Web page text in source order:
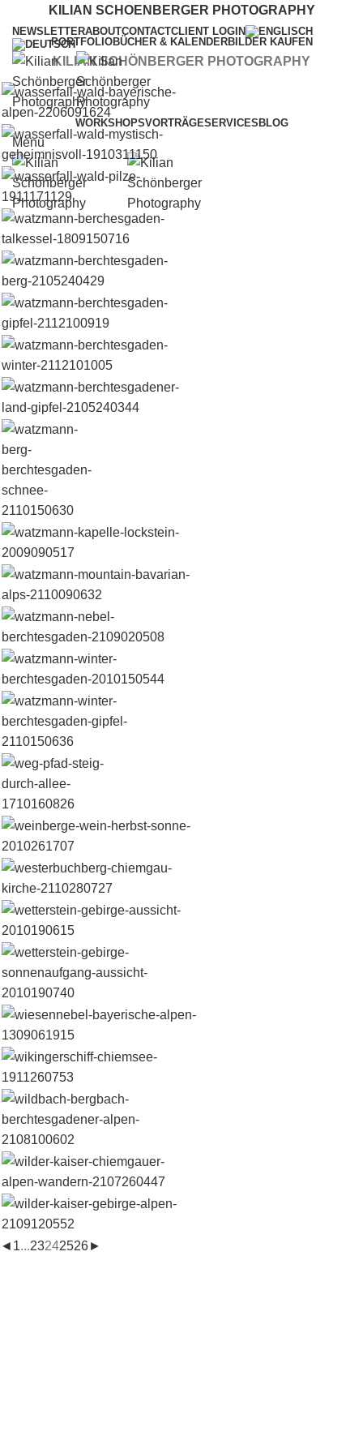
KILIAN SCHOENBERGER PHOTOGRAPHY
NEWSLETTERABOUTCONTACTCLIENT LOGIN
KILIAN SCHÖNBERGER PHOTOGRAPHY
PORTFOLIOBÜCHER & KALENDERBILDER KAUFEN
WORKSHOPSVORTRÄGESERVICES BLOG
Menu
◄ 1...23242526►